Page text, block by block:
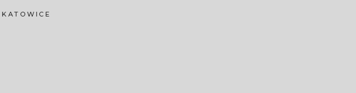
KATOWICE